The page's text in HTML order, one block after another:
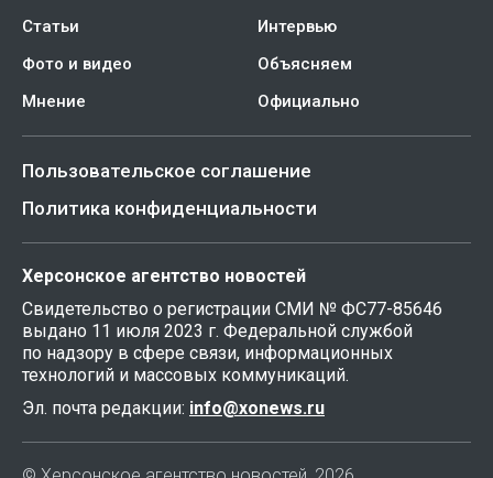
Статьи
Интервью
Фото и видео
Объясняем
Мнение
Официально
Пользовательское соглашение
Политика конфиденциальности
Херсонское агентство новостей
Свидетельство о регистрации СМИ № ФС77-85646
выдано 11 июля 2023 г. Федеральной службой
по надзору в сфере связи, информационных
технологий и массовых коммуникаций.
Эл. почта редакции: info@xonews.ru